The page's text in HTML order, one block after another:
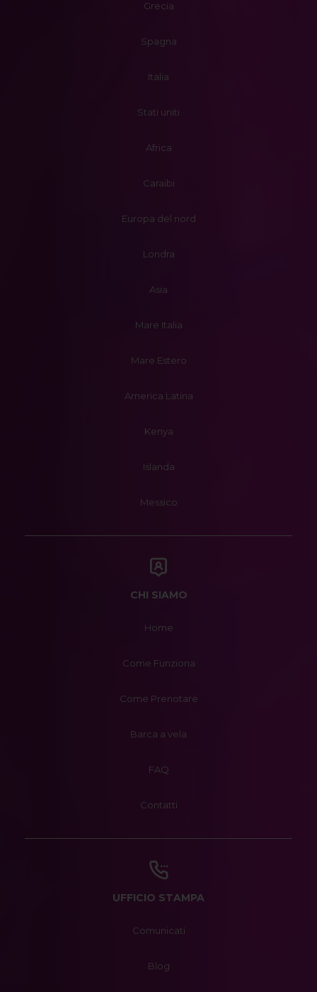
Grecia
Spagna
Italia
Stati uniti
Africa
Caraibi
Europa del nord
Londra
Asia
Mare Italia
Mare Estero
America Latina
Kenya
Islanda
Messico
CHI SIAMO
Home
Come Funziona
Come Prenotare
Barca a vela
FAQ
Contatti
UFFICIO STAMPA
Comunicati
Blog